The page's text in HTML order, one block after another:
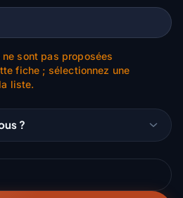
sont pas proposées
fiche ; sélectionnez une
liste.
?